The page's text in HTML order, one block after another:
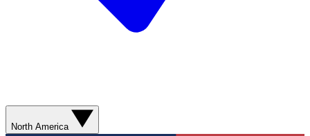
North America